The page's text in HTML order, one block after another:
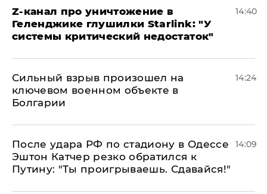
Z-канал про уничтожение в
Геленджике глушилки Starlink: "У
системы критический недостаток"
14:40
Сильный взрыв произошел на
ключевом военном объекте в
Болгарии
14:24
После удара РФ по стадиону в Одессе
Эштон Катчер резко обратился к
Путину: "Ты проигрываешь. Сдавайся!"
14:09